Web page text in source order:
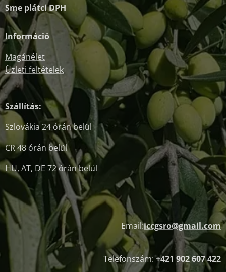
Sme plátci DPH
Információ
Magánélet
Üzleti feltételek
Szállítás:
Szlovákia 24 órán belül
CR 48 órán belül
HU, AT, DE 72 órán belül
Email:iccgsro@gmail.com
Telefonszám:+421 902 607 422